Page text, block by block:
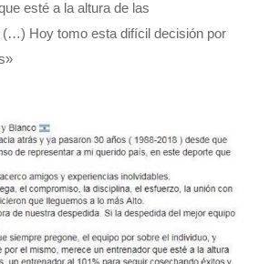
esté a la altura de las
Hoy tomo esta difícil decisión por